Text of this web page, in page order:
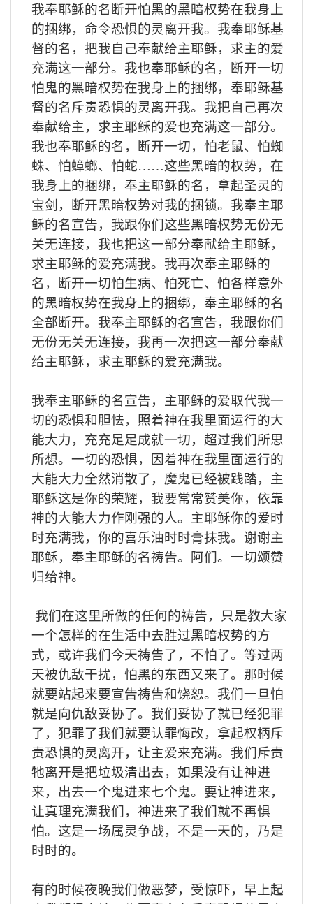
我奉耶稣的名断开怕黑的黑暗权势在我身上
的捆绑，命令恐惧的灵离开我。我奉耶稣基
督的名，把我自己奉献给主耶稣，求主的爱
充满这一部分。我也奉耶稣的名，断开一切
怕鬼的黑暗权势在我身上的捆绑，奉耶稣基
督的名斥责恐惧的灵离开我。我把自己再次
奉献给主，求主耶稣的爱也充满这一部分。
我也奉耶稣的名，断开一切，怕老鼠、怕蜘
蛛、怕蟑螂、怕蛇……这些黑暗的权势，在
我身上的捆绑，奉主耶稣的名，拿起圣灵的
宝剑，断开黑暗权势对我的捆锁。我奉主耶
稣的名宣告，我跟你们这些黑暗权势无份无
关无连接，我也把这一部分奉献给主耶稣，
求主耶稣的爱充满我。我再次奉主耶稣的
名，断开一切怕生病、怕死亡、怕各样意外
的黑暗权势在我身上的捆绑，奉主耶稣的名
全部断开。我奉主耶稣的名宣告，我跟你们
无份无关无连接，我再一次把这一部分奉献
给主耶稣，求主耶稣的爱充满我。
我奉主耶稣的名宣告，主耶稣的爱取代我一
切的恐惧和胆怯，照着神在我里面运行的大
能大力，充充足足成就一切，超过我们所思
所想。一切的恐惧，因着神在我里面运行的
大能大力全然消散了，魔鬼已经被践踏，主
耶稣这是你的荣耀，我要常常赞美你，依靠
神的大能大力作刚强的人。主耶稣你的爱时
时充满我，你的喜乐油时时膏抹我。谢谢主
耶稣，奉主耶稣的名祷告。阿们。一切颂赞
归给神。
我们在这里所做的任何的祷告，只是教大家
一个怎样的在生活中去胜过黑暗权势的方
式，或许我们今天祷告了，不怕了。等过两
天被仇敌干扰，怕黑的东西又来了。那时候
就要站起来要宣告祷告和饶恕。我们一旦怕
就是向仇敌妥协了。我们妥协了就已经犯罪
了，犯罪了我们就要认罪悔改，拿起权柄斥
责恐惧的灵离开，让主爱来充满。我们斥责
牠离开是把垃圾清出去，如果没有让神进
来，出去一个鬼进来七个鬼。要让神进来，
让真理充满我们，神进来了我们就不再惧
怕。这是一场属灵争战，不是一天的，乃是
时时的。
有的时候夜晚我们做恶梦，受惊吓，早上起